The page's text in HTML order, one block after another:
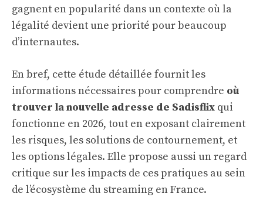
gagnent en popularité dans un contexte où la
légalité devient une priorité pour beaucoup
d’internautes.
En bref, cette étude détaillée fournit les
informations nécessaires pour comprendre où
trouver la nouvelle adresse de Sadisflix qui
fonctionne en 2026, tout en exposant clairement
les risques, les solutions de contournement, et
les options légales. Elle propose aussi un regard
critique sur les impacts de ces pratiques au sein
de l’écosystème du streaming en France.